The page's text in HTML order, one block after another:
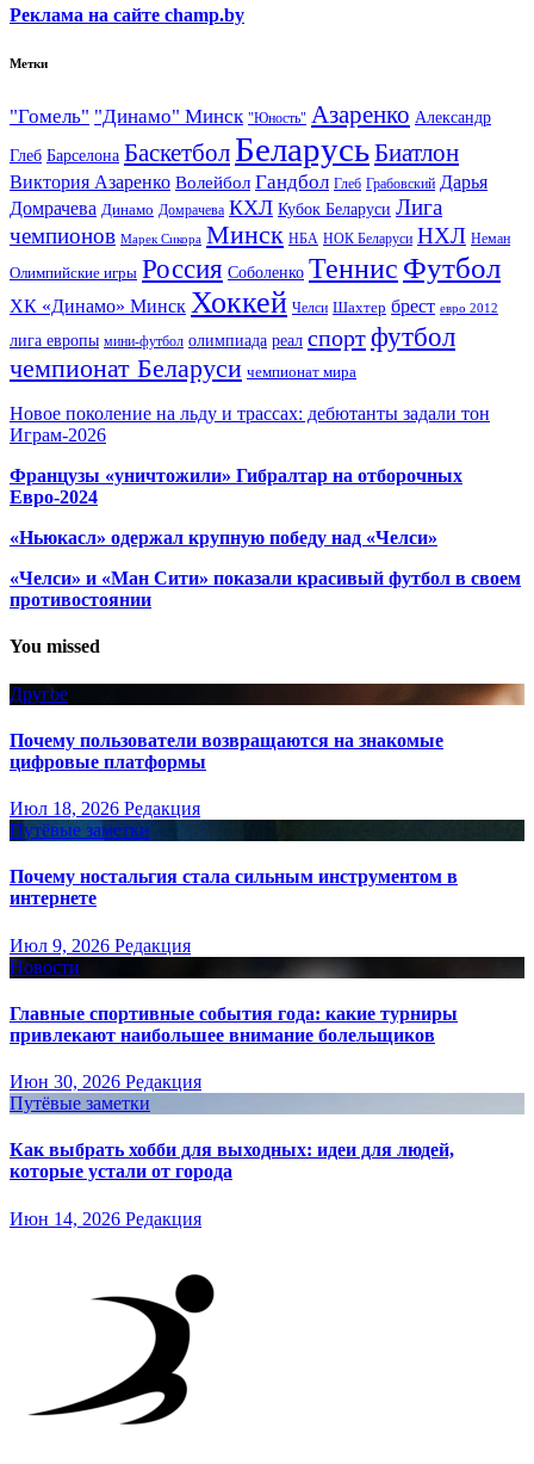
Реклама на сайте champ.by
Метки
"Гомель" "Динамо" Минск "Юность" Азаренко Александр
Глеб Барселона Баскетбол БеларусьБиатлон
Виктория Азаренко Волейбол Гандбол Глеб Грабовский Дарья
Домрачева Динамо Домрачева КХЛ Кубок Беларуси Лига
чемпионов Марек Сикора Минск НБА НОК Беларуси НХЛ Неман
Олимпийские игры Россия Соболенко Теннис Футбол
ХК «Динамо» Минск Хоккей Челси Шахтер брест евро 2012
лига европы мини-футбол олимпиада реал спортфутбол
чемпионат Беларуси чемпионат мира
Новое поколение на льду и трассах: дебютанты задали тон
Играм-2026
Французы «уничтожили» Гибралтар на отборочных
Евро-2024
«Ньюкасл» одержал крупную победу над «Челси»
«Челси» и «Ман Сити» показали красивый футбол в своем
противостоянии
You missed
Другое
Почему пользователи возвращаются на знакомые
цифровые платформы
Июл 18, 2026 Редакция
Путёвые заметки
Почему ностальгия стала сильным инструментом в
интернете
Июл 9, 2026 Редакция
Новости
Главные спортивные события года: какие турниры
привлекают наибольшее внимание болельщиков
Июн 30, 2026 Редакция
Путёвые заметки
Как выбрать хобби для выходных: идеи для людей,
которые устали от города
Июн 14, 2026 Редакция